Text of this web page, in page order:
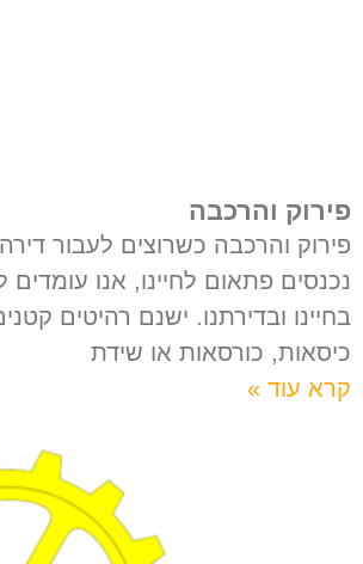
פירוק והרכבה
פירוק והרכבה כשרוצים לעבור
נכנסים פתאום לחיינו, אנו עומדים
בחיינו ובדירתנו. ישנם רהיטים
כיסאות, כורסאות או שידת
קרא עוד »